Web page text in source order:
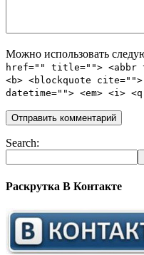
Можно использовать
href="" title=""> <abbr
<b> <blockquote
datetime=""> <em> <i>
Search:
Раскрутка В Контакте